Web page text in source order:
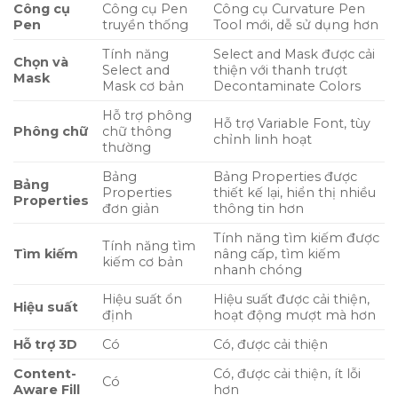
Công cụ
Pen
Công cụ Pen
truyền thống
Công cụ Curvature Pen
Tool mới, dễ sử dụng hơn
Chọn và
Mask
Tính năng
Select and
Mask cơ bản
Select and Mask được cải
thiện với thanh trượt
Decontaminate Colors
Phông chữ
Hỗ trợ phông
chữ thông
thường
Hỗ trợ Variable Font, tùy
chỉnh linh hoạt
Bảng
Properties
Bảng
Properties
đơn giản
Bảng Properties được
thiết kế lại, hiển thị nhiều
thông tin hơn
Tìm kiếm
Tính năng tìm
kiếm cơ bản
Tính năng tìm kiếm được
nâng cấp, tìm kiếm
nhanh chóng
Hiệu suất
Hiệu suất ổn
định
Hiệu suất được cải thiện,
hoạt động mượt mà hơn
Hỗ trợ 3D
Có
Có, được cải thiện
Content-
Aware Fill
Có
Có, được cải thiện, ít lỗi
hơn